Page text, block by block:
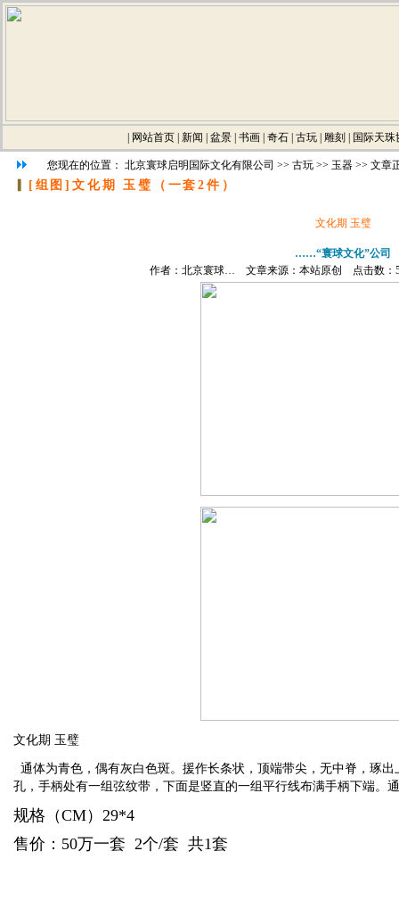
网站首页 新闻 盆景 书画 奇石 古玩 雕刻 国际天珠
您现在的位置： 北京寰球启明国际文化有限公司 >> 古玩 >> 玉器 >> 文章
[组图]文化期 玉璧（一套2件）
文化期 玉璧
……“寰球文化”公司
作者：北京寰球… 文章来源：本站原创 点击数：
文化期 玉璧
通体为青色，偶有灰白色斑。援作长条状，顶端带尖，无中脊，琢
孔，手柄处有一组弦纹带，下面是竖直的一组平行线布满手柄下端。
规格（CM）29*4
售价：50万一套 2个/套 共1套